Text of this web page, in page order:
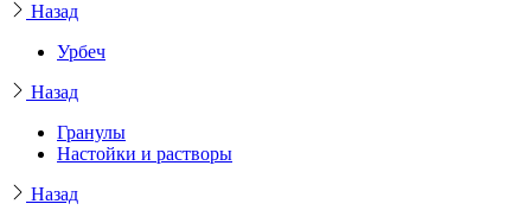
Назад
Урбеч
Назад
Гранулы
Настойки и растворы
Назад